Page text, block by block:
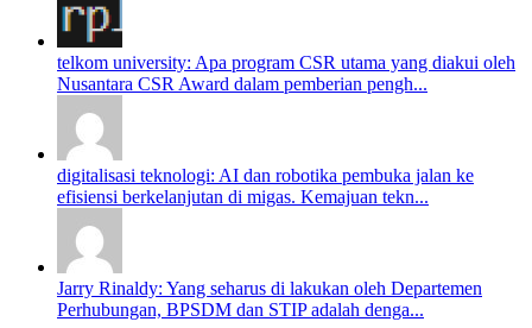
telkom university: Apa program CSR utama yang diakui oleh
Nusantara CSR Award dalam pemberian pengh...
digitalisasi teknologi: AI dan robotika pembuka jalan ke
efisiensi berkelanjutan di migas. Kemajuan tekn...
Jarry Rinaldy: Yang seharus di lakukan oleh Departemen
Perhubungan, BPSDM dan STIP adalah denga...